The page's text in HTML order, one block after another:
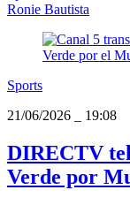
Ronie Bautista
Sports
21/06/2026
19:08
DIRECTV
Verde por